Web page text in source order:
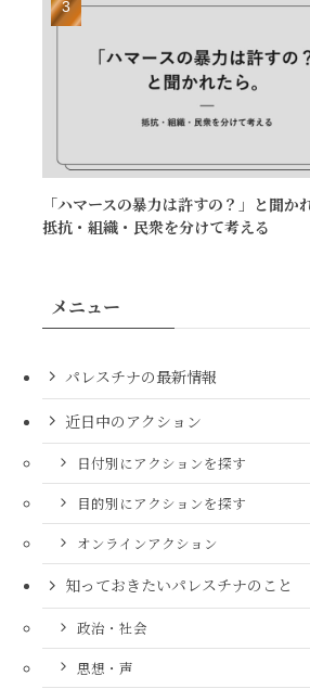
「ハマースの暴力は許すの？」と聞
抵抗・組織・民衆を分けて考える
メニュー
パレスチナの最新情報
近日中のアクション
日付別にアクションを探す
目的別にアクションを探す
オンラインアクション
知っておきたいパレスチナのこと
政治・社会
思想・声